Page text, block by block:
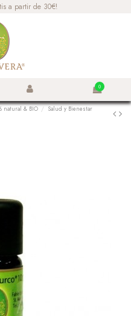
a partir de 30€!
0
natural & BIO
Salud y Bienestar